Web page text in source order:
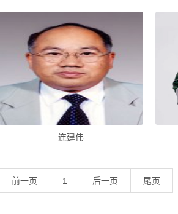
连建伟
前一页 1 后一页 尾页